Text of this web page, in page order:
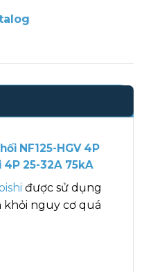
NF125-HGV 4P
4P 25-32A 75kA
được sử dụng
khỏi nguy cơ quá